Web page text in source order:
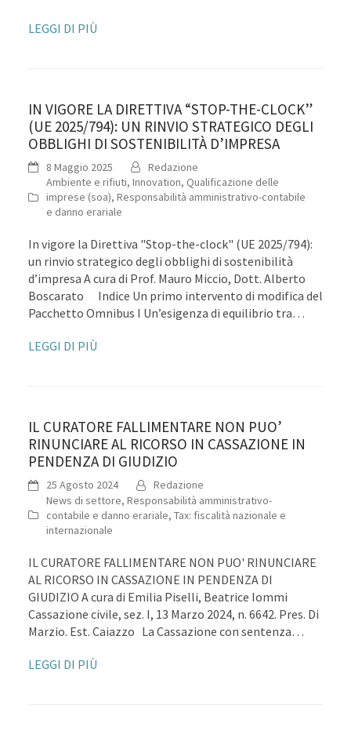
LEGGI DI PIÙ
IN VIGORE LA DIRETTIVA “STOP-THE-CLOCK”
(UE 2025/794): UN RINVIO STRATEGICO DEGLI
OBBLIGHI DI SOSTENIBILITÀ D’IMPRESA
8 Maggio 2025
Redazione
Ambiente e rifiuti, Innovation, Qualificazione delle
imprese (soa), Responsabilità amministrativo-contabile
e danno erariale
In vigore la Direttiva "Stop-the-clock" (UE 2025/794):
un rinvio strategico degli obblighi di sostenibilità
d’impresa A cura di Prof. Mauro Miccio, Dott. Alberto
Boscarato Indice Un primo intervento di modifica del
Pacchetto Omnibus I Un’esigenza di equilibrio tra…
LEGGI DI PIÙ
IL CURATORE FALLIMENTARE NON PUO’
RINUNCIARE AL RICORSO IN CASSAZIONE IN
PENDENZA DI GIUDIZIO
25 Agosto 2024
Redazione
News di settore, Responsabilità amministrativo-
contabile e danno erariale, Tax: fiscalità nazionale e
internazionale
IL CURATORE FALLIMENTARE NON PUO' RINUNCIARE
AL RICORSO IN CASSAZIONE IN PENDENZA DI
GIUDIZIO A cura di Emilia Piselli, Beatrice Iommi
Cassazione civile, sez. I, 13 Marzo 2024, n. 6642. Pres. Di
Marzio. Est. Caiazzo La Cassazione con sentenza…
LEGGI DI PIÙ